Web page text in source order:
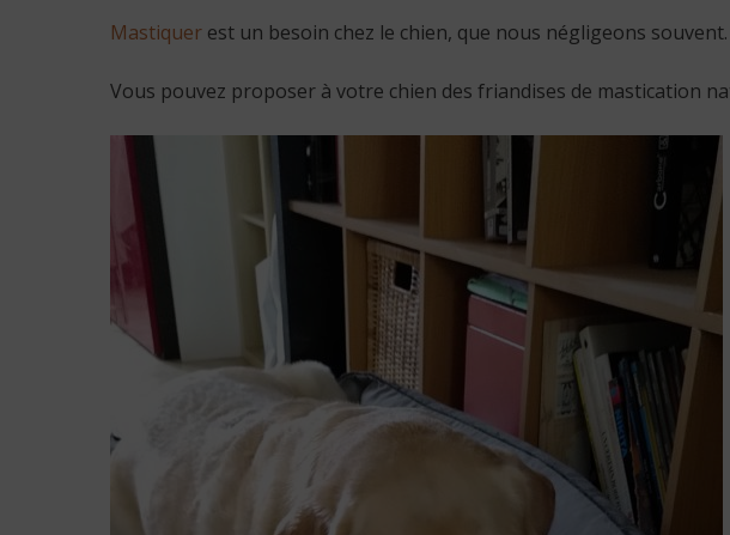
Mastiquer est un besoin chez le chien, que nous négligeons
Vous pouvez proposer à votre chien des friandises de mastication